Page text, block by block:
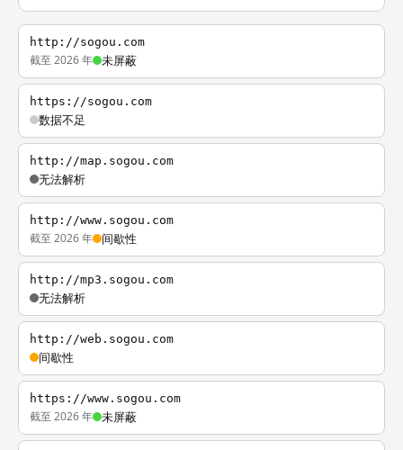
http://sogou.com
截至 2026 年 未屏蔽
https://sogou.com
数据不足
http://map.sogou.com
无法解析
http://www.sogou.com
截至 2026 年 间歇性
http://mp3.sogou.com
无法解析
http://web.sogou.com
间歇性
https://www.sogou.com
截至 2026 年 未屏蔽